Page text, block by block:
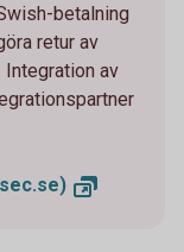
betalning
retur av
av